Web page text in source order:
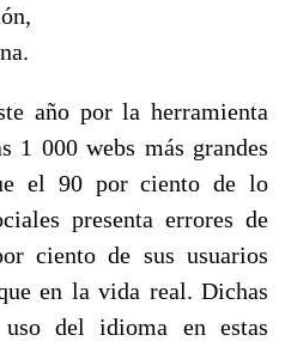
año por la herramienta
1 000 webs más grandes
el 90 por ciento de lo
presenta errores de
ciento de sus usuarios
en la vida real. Dichas
del idioma en estas